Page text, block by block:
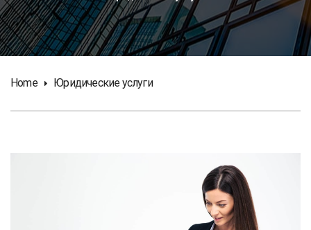
Home Юридические услуги